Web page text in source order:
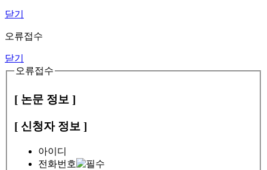
닫기
오류접수
닫기
오류접수
[ 논문 정보 ]
[ 신청자 정보 ]
아이디
전화번호